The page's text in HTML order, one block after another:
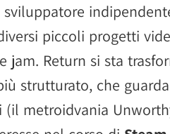
sviluppatore
piccoli progetti
jam. Return si sta
strutturato, che
(il metroidvania